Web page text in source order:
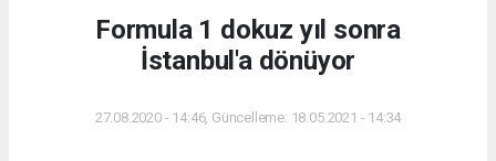
Formula 1 dokuz yıl sonra
İstanbul'a dönüyor
27.08.2020 - 14:46, Güncelleme: 18.05.2021 - 14:34